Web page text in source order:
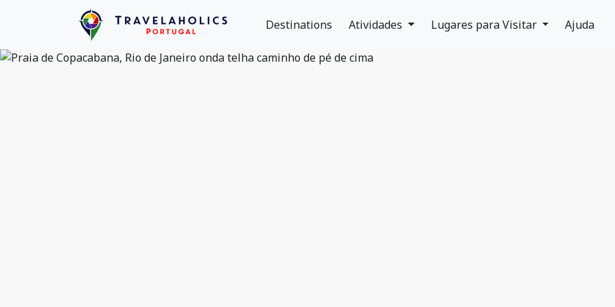
Destinations Atividades Lugares para Visitar Ajuda